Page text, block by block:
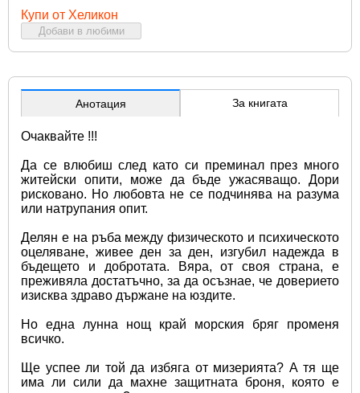
Купи от Хеликон
Добави в любими
Анотация За книгата
Очаквайте !!!
Да се влюбиш след като си преминал през много
житейски опити, може да бъде ужасяващо. Дори
рисковано. Но любовта не се подчинява на разума
или натрупания опит.
Делян е на ръба между физическото и психическото
оцеляване, живее ден за ден, изгубил надежда в
бъдещето и добротата. Вяра, от своя страна, е
преживяла достатъчно, за да осъзнае, че доверието
изисква здраво държане на юздите.
Но една лунна нощ край морския бряг променя
всичко.
Ще успее ли той да избяга от мизерията? А тя ще
има ли сили да махне защитната броня, която е